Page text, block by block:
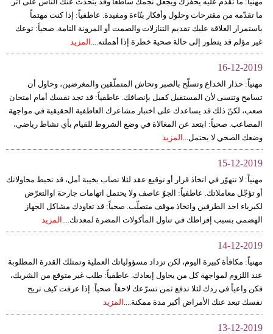
ما تقدّمه من مقترحات وحلول وأفكار بنّاءة ومفيدة. عاطفياً: إذا كنت مهتماً
باستمرار العلاقة عليك تقديم التنازلات والصمت أو المرونة التامة. صحياً: توعك
غير مؤلم قد يتطور إلى حالة صحية خطرة إذا أهملته.... المزيد
16-12-2019
مهنياً: حذار الخداع وتسلّح بالصبر وتحاش المتملّقين والمغرضين، وحاول أن
تسامح وتنسى لأن المستقبل كفيل بإنصافك. عاطفياً: قد تجد نفسك أمام امتحان
صعب، لكنّ ذلك قد يساعدك على اختبار مشاعرك العاطفية الحقيقية في مواجهة
المصاعب. صحياً: ابتعد عن المغالاة في وضع الشروط للقيام بأي نشاط رياضي،
وضعك الصحي لا يحتمل... المزيد
15-12-2019
مهنياً: لا تتهوّر في اتخاذ قرار أو توقيع عقد لئلا تصاب بخيبة أمل، قد تحبط محاولاتك
أو تؤجّل معاملاتك. عاطفياً: الجوّ عاصف ولا يحتمل اتهامات جارحة اوالتعرّض
لكبرياء احد الطرفين واتخاذ موقف متصلّب. صحياً: قد تعاودك مشاكل الجهاز
الهضمي بسبب إفراطك في تناول المأكولات المضرة لمعدتك.... المزيد
14-12-2019
مهنياً: مكافأة كبيرة اليوم، لكن تزداد مسؤولياتك العملية وتمتلك القدرة المطلوبة
عند اللزوم لمواجهة كل من يحاول إبعادك. عاطفياً: طلب غير متوقع من الشريك،
فكن واعياً في ردك لئلا تدفع ثمن تسرّعك لاحقاً. صحياً: إذا عرفت كيف تريح
نفسك تبعد عنك الأمراض أكبر مدة ممكنة.... المزيد
13-12-2019